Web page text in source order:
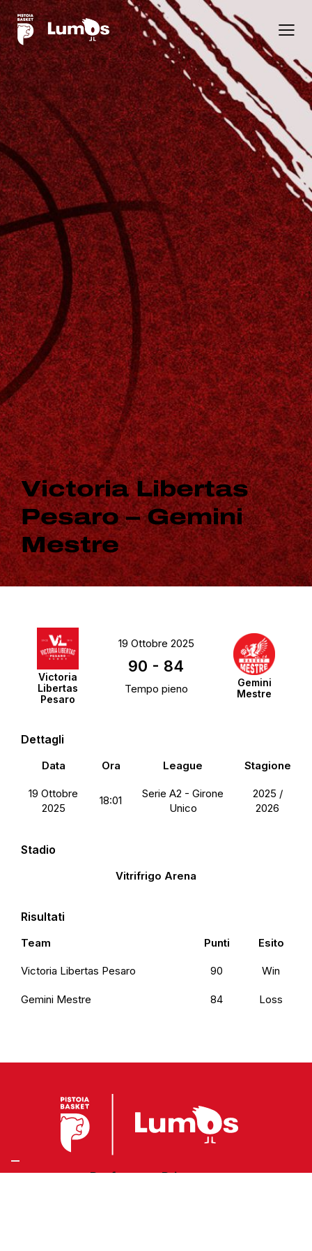
Victoria Libertas
Pesaro – Gemini
Mestre
Victoria
Libertas
Pesaro
Gemini
Mestre
19 Ottobre 2025
90 - 84
Tempo pieno
Dettagli
Data Ora League Stagione
19 Ottobre
2025
18:01
Serie A2 - Girone
Unico
2025 /
2026
Stadio
Vitrifrigo Arena
Risultati
Team Punti Esito
Victoria Libertas Pesaro 90 Win
Gemini Mestre 84 Loss
Preferenze Privacy